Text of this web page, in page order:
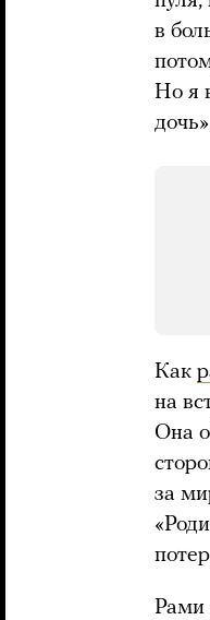
в
Но я
Как
на
Она
за
Рами